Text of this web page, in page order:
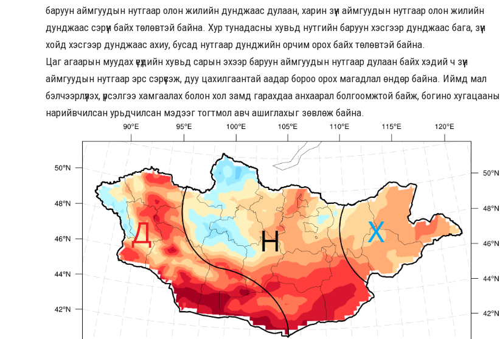
баруун аймгуудын нутгаар олон жилийн дунджаас дулаан, харин зүүн аймгуудын нутгаар олон жилийн
дунджаас сэрүүн байх төлөвтэй байна. Хур тунадасны хувьд нутгийн баруун хэсгээр дунджаас бага, зүүн
хойд хэсгээр дунджаас ахиу, бусад нутгаар дунджийн орчим орох байх төлөвтэй байна.
Цаг агаарын муудах үеүдийн хувьд сарын эхээр баруун аймгуудын нутгаар дулаан байх хэдий ч зүүн
аймгуудын нутгаар эрс сэрүүсэж, дуу цахилгаантай аадар бороо орох магадлал өндөр байна. Иймд мал
бэлчээрлүүлэх, үрсэлгээ хамгаалах болон хол замд гарахдаа анхаарал болгоомжтой байж, богино хугацааны
нарийвчилсан урьдчилсан мэдээг тогтмол авч ашиглахыг зөвлөж байна.